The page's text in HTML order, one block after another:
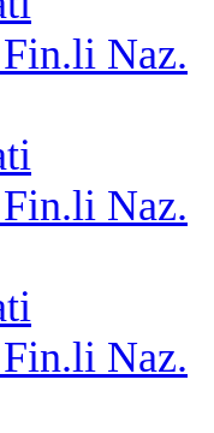
Naz.
Naz.
Naz.